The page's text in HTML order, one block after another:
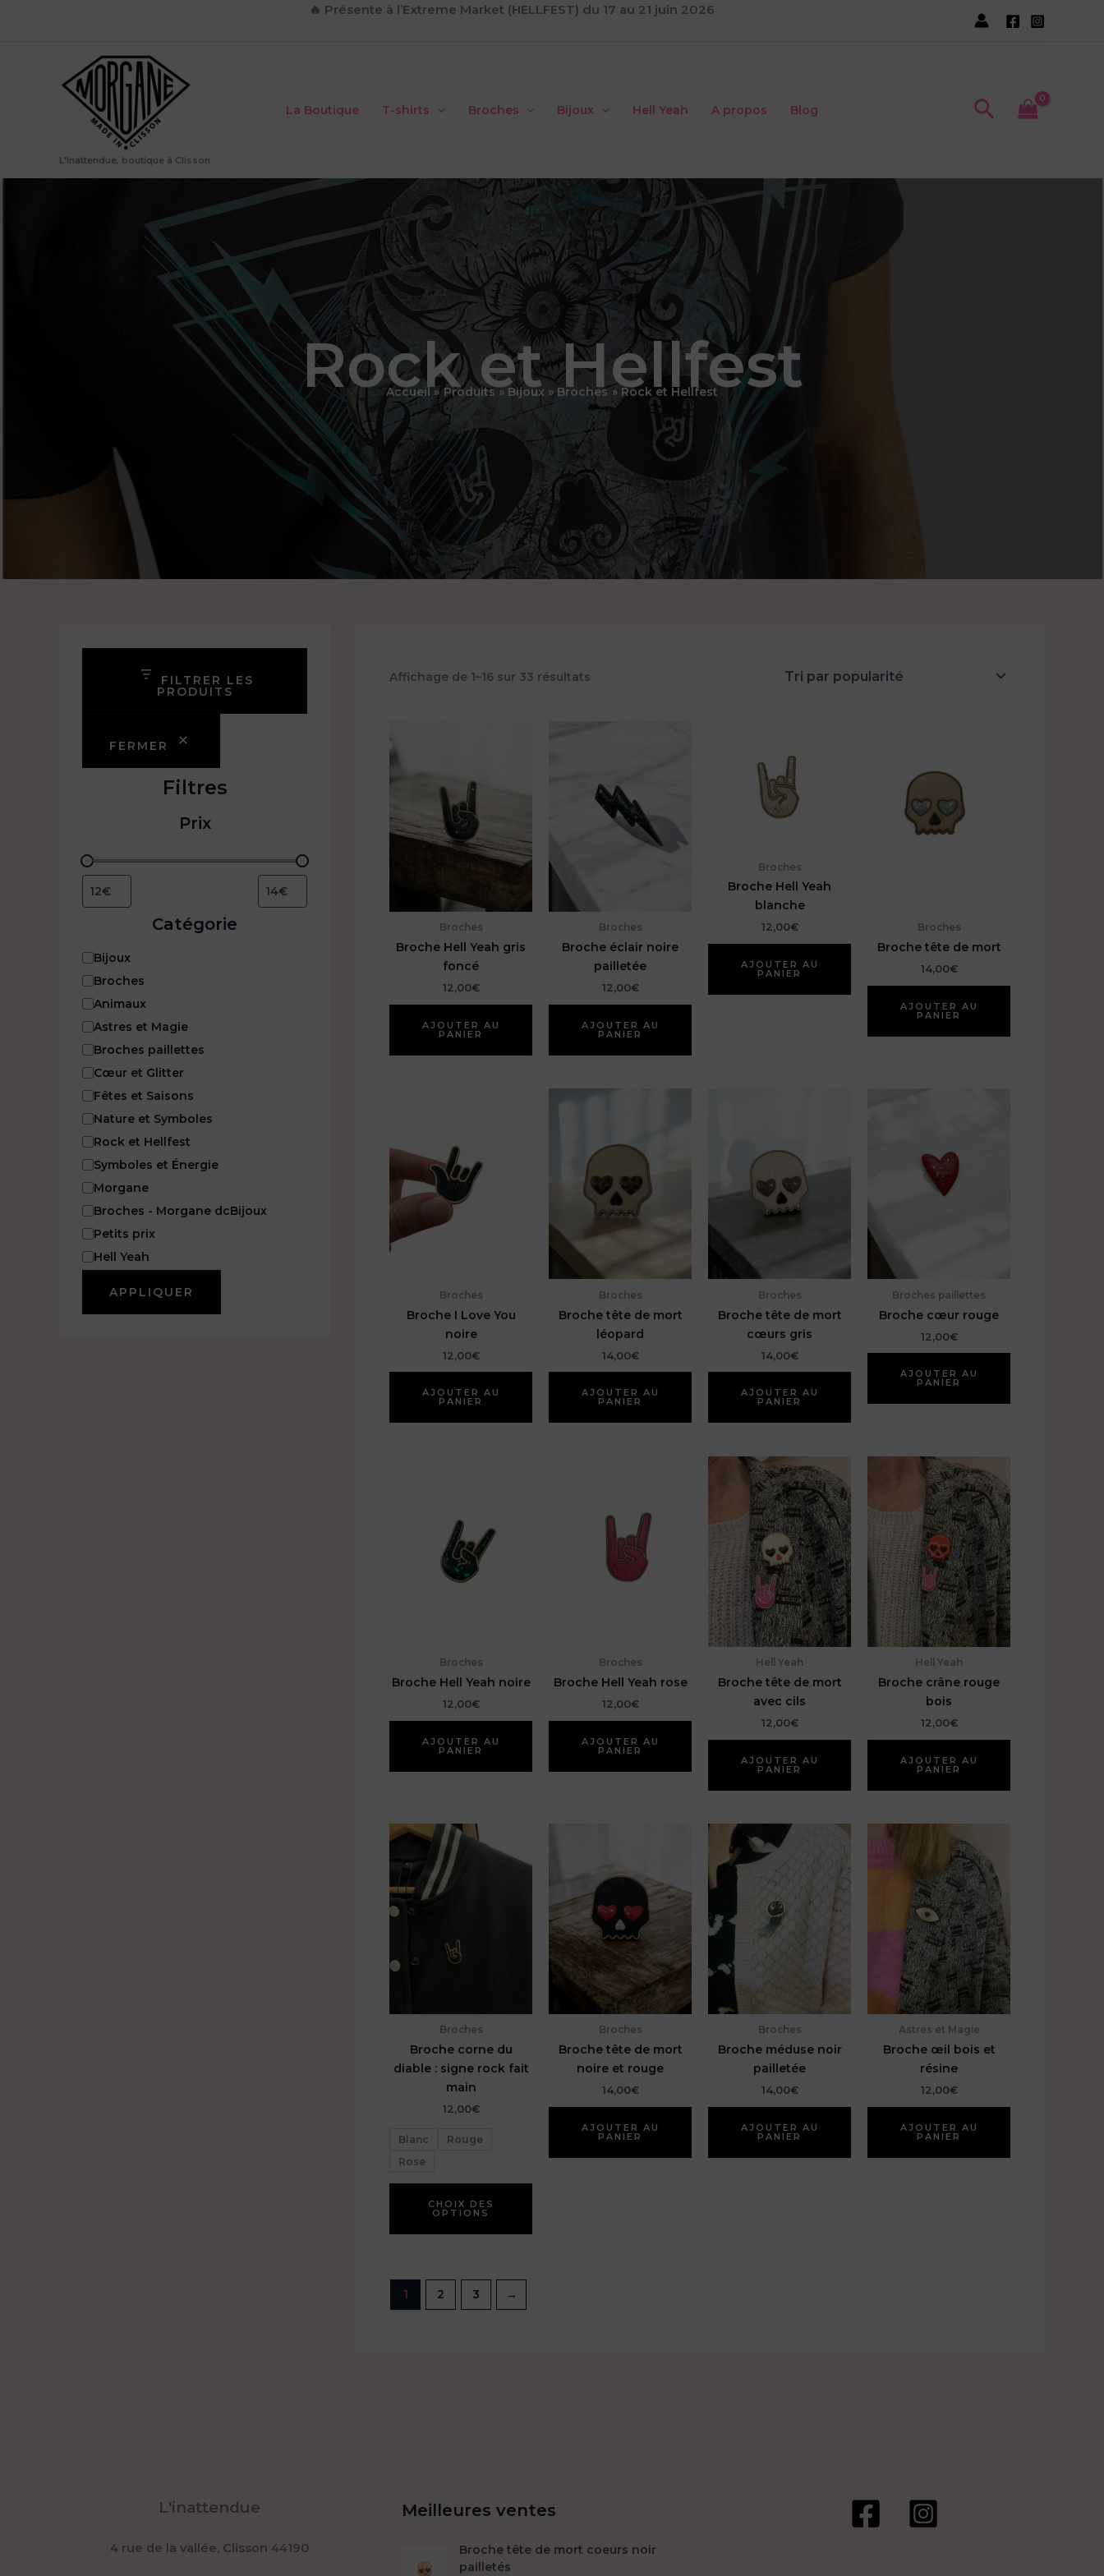
🔥 Présente à l’Extreme Market (HELLFEST) du 17 au 21 juin 2026
L'Inattendue, boutique à Clisson
La Boutique T-shirts Broches Bijoux Hell Yeah A propos Blog
Rock et Hellfest
Accueil Produits Bijoux Broches Rock et Hellfest
FILTRER LES
PRODUITS
FERMER
Filtres
Prix
Catégorie
C
t
g
o
r
i
Bijoux
Broches
Animaux
Astres et Magie
Broches paillettes
Cœur et Glitter
Fêtes et Saisons
Nature et Symboles
Rock et Hellfest
Symboles et Énergie
Morgane
Broches - Morgane dcBijoux
Petits prix
Hell Yeah
APPLIQUER
Affichage de 1–16 sur 33 résultats
Broches
Broche Hell Yeah gris
foncé
12,00€
AJOUTER AU
PANIER
Broches
Broche éclair noire
pailletée
12,00€
AJOUTER AU
PANIER
Broches
Broche Hell Yeah
blanche
12,00€
AJOUTER AU
PANIER
Broches
Broche tête de mort
14,00€
AJOUTER AU
PANIER
Broches
Broche I Love You
noire
12,00€
AJOUTER AU
PANIER
Broches
Broche tête de mort
léopard
14,00€
AJOUTER AU
PANIER
Broches
Broche tête de mort
cœurs gris
14,00€
AJOUTER AU
PANIER
Broches paillettes
Broche cœur rouge
12,00€
AJOUTER AU
PANIER
Broches
Broche Hell Yeah noire
12,00€
AJOUTER AU
PANIER
Broches
Broche Hell Yeah rose
12,00€
AJOUTER AU
PANIER
Hell Yeah
Broche tête de mort
avec cils
12,00€
AJOUTER AU
PANIER
Hell Yeah
Broche crâne rouge
bois
12,00€
AJOUTER AU
PANIER
Broches
Broche corne du
diable : signe rock fait
main
12,00€
Blanc
Rouge
Rose
CHOIX DES
OPTIONS
Ce
Broches
Broche tête de mort
noire et rouge
14,00€
AJOUTER AU
PANIER
Broches
Broche méduse noir
pailletée
14,00€
AJOUTER AU
PANIER
Astres et Magie
Broche œil bois et
résine
12,00€
AJOUTER AU
PANIER
1 2 3 →
L'inattendue
4 rue de la vallée, Clisson 44190
Meilleures ventes
Broche tête de mort coeurs noir
pailletés